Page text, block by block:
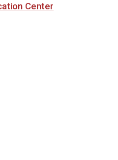
Center